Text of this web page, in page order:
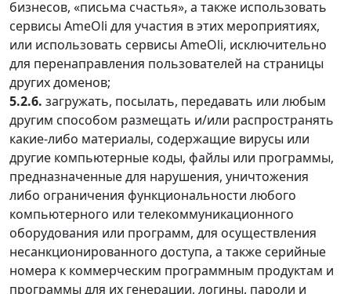
бизнесов, «письма счастья», а также использовать
сервисы AmeOli для участия в этих мероприятиях,
или использовать сервисы AmeOli, исключительно
для перенаправления пользователей на страницы
других доменов;
5.2.6. загружать, посылать, передавать или любым
другим способом размещать и/или распространять
какие-либо материалы, содержащие вирусы или
другие компьютерные коды, файлы или программы,
предназначенные для нарушения, уничтожения
либо ограничения функциональности любого
компьютерного или телекоммуникационного
оборудования или программ, для осуществления
несанкционированного доступа, а также серийные
номера к коммерческим программным продуктам и
программы для их генерации, логины, пароли и